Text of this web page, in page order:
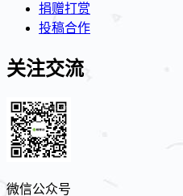
捐赠打赏
投稿合作
关注交流
微信公众号